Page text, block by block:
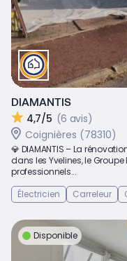
DIAMANTIS
4,7/5 (6 avis)
Coignières (78310)
💎 DIAMANTIS – La
dans les Yvelines, le
professionnels...
Électricien
Carreleur
Disponible